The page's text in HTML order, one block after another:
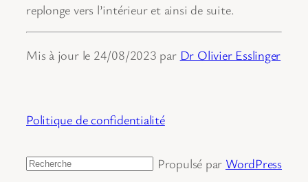
replonge vers l’intérieur et ainsi de suite.
Mis à jour le 24/08/2023 par Dr Olivier Esslinger
Politique de confidentialité
Rechercher Propulsé par WordPress